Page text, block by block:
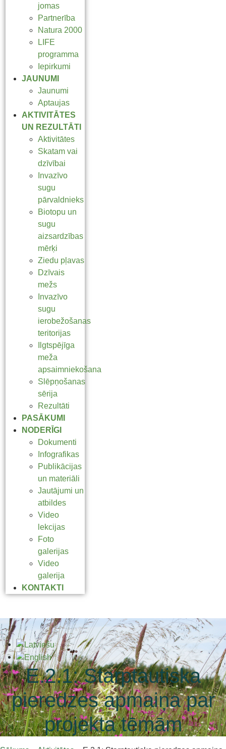
jomas
Partnerība
Natura 2000
LIFE
programma
Iepirkumi
JAUNUMI
Jaunumi
Aptaujas
AKTIVITĀTES
UN REZULTĀTI
Aktivitātes
Skatam vai
dzīvībai
Invazīvo
sugu
pārvaldnieks
Biotopu un
sugu
aizsardzības
mērķi
Ziedu pļavas
Dzīvais
mežs
Invazīvo
sugu
ierobežošanas
teritorijas
Ilgtspējīga
meža
apsaimniekošana
Slēpņošanas
sērija
Rezultāti
PASĀKUMI
NODERĪGI
Dokumenti
Infografikas
Publikācijas
un materiāli
Jautājumi un
atbildes
Video
lekcijas
Foto
galerijas
Video
galerija
KONTAKTI
E.2.1: Starptautiska
pieredzes apmaiņa par
projekta tēmām